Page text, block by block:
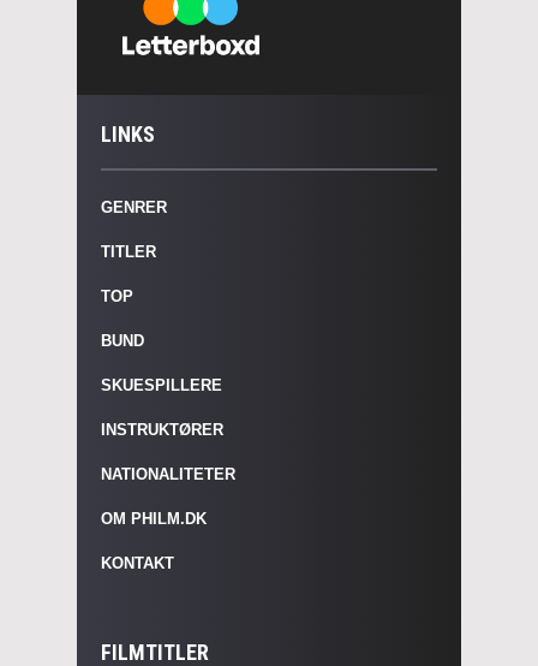
LINKS
GENRER
TITLER
TOP
BUND
SKUESPILLERE
INSTRUKTØRER
NATIONALITETER
OM PHILM.DK
KONTAKT
FILMTITLER